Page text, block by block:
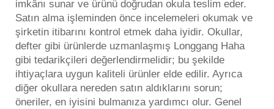
imkânı sunar ve ürünü doğrudan okula teslim eder.
Satın alma işleminden önce incelemeleri okumak ve
şirketin itibarını kontrol etmek daha iyidir. Okullar,
defter gibi ürünlerde uzmanlaşmış Longgang Haha
gibi tedarikçileri değerlendirmelidir; bu şekilde
ihtiyaçlara uygun kaliteli ürünler elde edilir. Ayrıca
diğer okullara nereden satın aldıklarını sorun;
öneriler, en iyisini bulmanıza yardımcı olur. Genel